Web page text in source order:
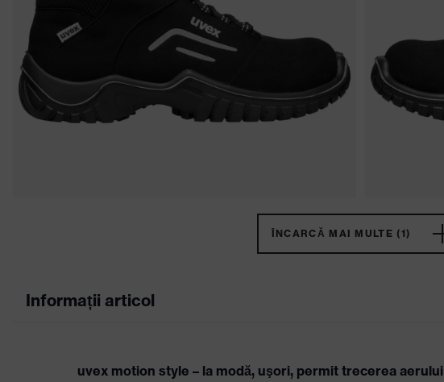
ÎNCARCĂ MAI MULTE (1)
Informații articol
uvex motion style – la modă, uşori, permit trecerea aerului